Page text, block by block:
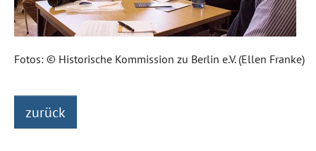
Fotos: © Historische Kommission zu Berlin e.V. (Ellen Franke)
zurück